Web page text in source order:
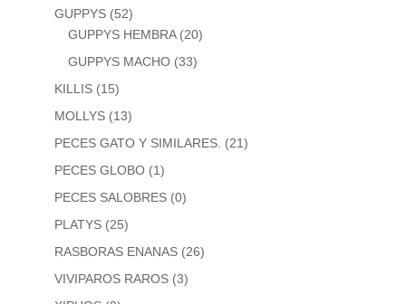
GUPPYS (52)
GUPPYS HEMBRA (20)
GUPPYS MACHO (33)
KILLIS (15)
MOLLYS (13)
PECES GATO Y SIMILARES. (21)
PECES GLOBO (1)
PECES SALOBRES (0)
PLATYS (25)
RASBORAS ENANAS (26)
VIVIPAROS RAROS (3)